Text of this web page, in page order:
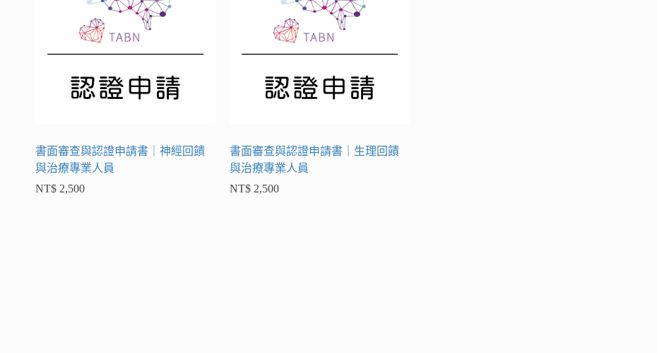
書面審查與認證申請書｜神經回饋
與治療專業人員
NT$ 2,500
書面審查與認證申請書｜生理回饋
與治療專業人員
NT$ 2,500